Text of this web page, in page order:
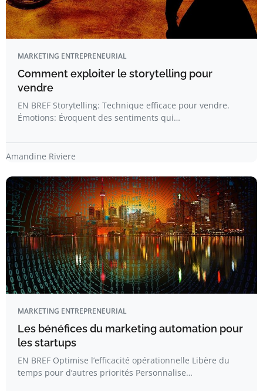
MARKETING ENTREPRENEURIAL
Comment exploiter le storytelling pour
vendre
EN BREF Storytelling: Technique efficace pour vendre.
Émotions: Évoquent des sentiments qui…
Amandine Riviere
MARKETING ENTREPRENEURIAL
Les bénéfices du marketing automation pour
les startups
EN BREF Optimise l’efficacité opérationnelle Libère du
temps pour d’autres priorités Personnalise…